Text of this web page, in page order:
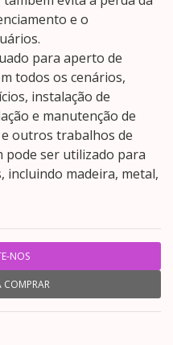
e o
para aperto de
todos os cenários,
instalação de
e manutenção de
outros trabalhos de
pode ser utilizado para
madeira, metal,
NOS